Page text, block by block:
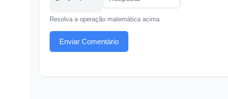
Resolva a operação matemática acima
Enviar Comentário